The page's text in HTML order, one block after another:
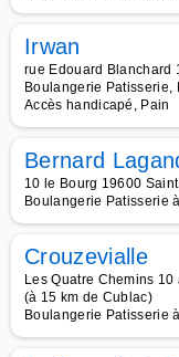
Irwan
rue Edouard Blanchard
Boulangerie Patisserie,
Accès handicapé, Pain
Bernard
10 le Bourg 19600
Boulangerie Patisserie
Crouzevialle
Les Quatre Chemins
(à 15 km de Cublac)
Boulangerie Patisserie